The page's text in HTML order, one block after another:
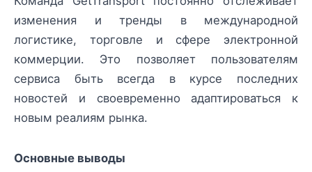
изменения и тренды в международной
логистике, торговле и сфере электронной
коммерции. Это позволяет пользователям
сервиса быть всегда в курсе последних
новостей и своевременно адаптироваться к
новым реалиям рынка.
Основные выводы